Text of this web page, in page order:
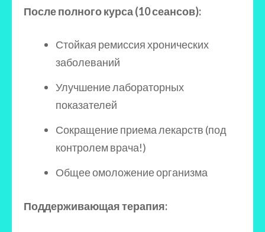
После полного курса (10 сеансов):
Стойкая ремиссия хронических
заболеваний
Улучшение лабораторных
показателей
Сокращение приема лекарств (под
контролем врача!)
Общее омоложение организма
Поддерживающая терапия: